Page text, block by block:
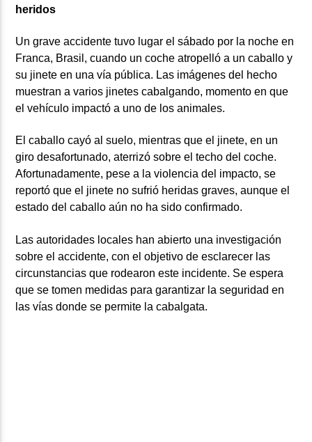
heridos
Un grave accidente tuvo lugar el sábado por la noche en
Franca, Brasil, cuando un coche atropelló a un caballo y
su jinete en una vía pública. Las imágenes del hecho
muestran a varios jinetes cabalgando, momento en que
el vehículo impactó a uno de los animales.
El caballo cayó al suelo, mientras que el jinete, en un
giro desafortunado, aterrizó sobre el techo del coche.
Afortunadamente, pese a la violencia del impacto, se
reportó que el jinete no sufrió heridas graves, aunque el
estado del caballo aún no ha sido confirmado.
Las autoridades locales han abierto una investigación
sobre el accidente, con el objetivo de esclarecer las
circunstancias que rodearon este incidente. Se espera
que se tomen medidas para garantizar la seguridad en
las vías donde se permite la cabalgata.